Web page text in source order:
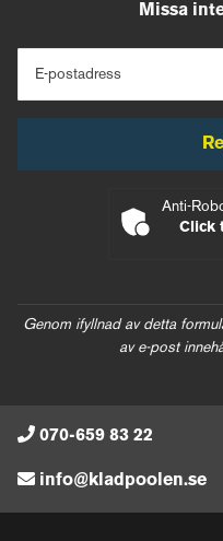
Missa
E-postadress
Anti-
Click
Genom ifyllnad av detta
av e-post
070-659 83 22
info@kladpoolen.se